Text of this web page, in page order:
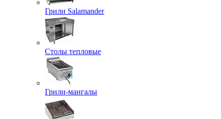
Грили Salamander
Столы тепловые
Грили-мангалы